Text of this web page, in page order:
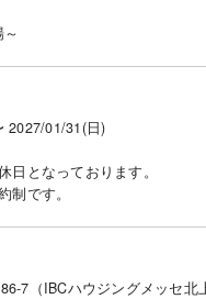
2027/01/31(日)
日となっております。
制です。
7（IBCハウジングメッセ北